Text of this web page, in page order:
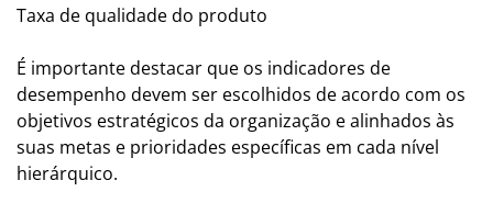
Taxa de qualidade do produto
É importante destacar que os indicadores de
desempenho devem ser escolhidos de acordo com os
objetivos estratégicos da organização e alinhados às
suas metas e prioridades específicas em cada nível
hierárquico.